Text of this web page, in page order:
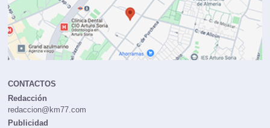
CONTACTOS
Redacción
redaccion@km77.com
Publicidad